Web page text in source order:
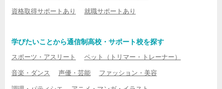
資格取得サポートあり 就職サポートあり
学びたいことから通信制高校・サポート校を探す
スポーツ・アスリート ペット（トリマー・トレーナー）
音楽・ダンス 声優・芸能 ファッション・美容